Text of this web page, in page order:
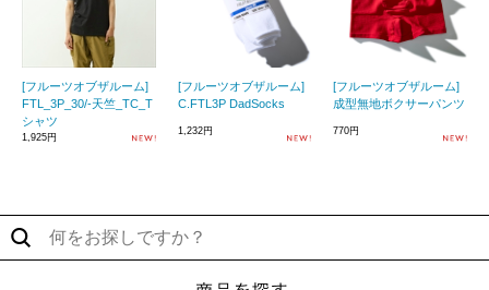
[フルーツオブザルーム]
FTL_3P_30/-天竺_TC_T
シャツ
1,925円
[フルーツオブザルーム]
C.FTL3P DadSocks
1,232円
[フルーツオブザルーム]
成型無地ボクサーパンツ
770円